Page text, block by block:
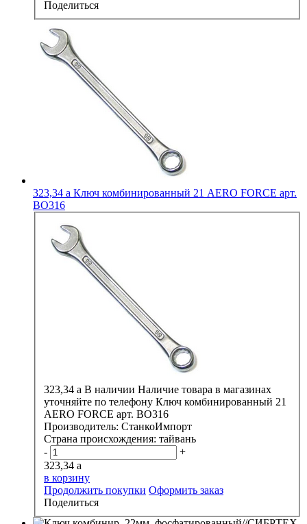
Поделиться
323,34 a Ключ комбинированный 21 АERO FORCE арт.
ВО316
323,34 a В наличии Наличие товара в магазинах
уточняйте по телефону Ключ комбинированный 21
АERO FORCE арт. ВО316
Производитель: СтанкоИмпорт
Страна происхождения: тайвань
-
+
323,34 a
в корзину
Продолжить покупки Оформить заказ
Поделиться